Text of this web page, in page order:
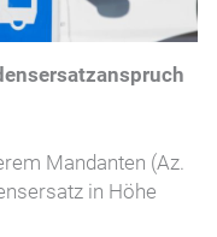
Mandanten (Az.
in Höhe